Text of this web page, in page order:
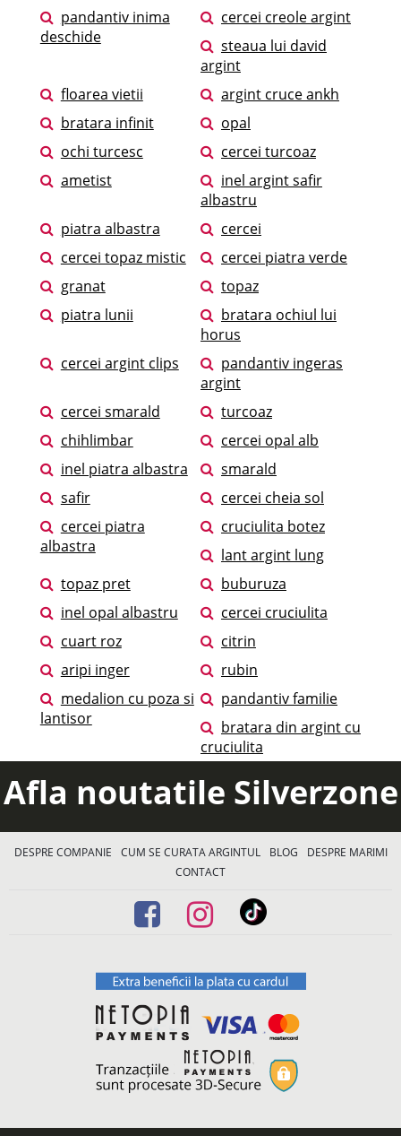
pandantiv inima
deschide
cercei creole argint
steaua lui david
argint
floarea vietii
argint cruce ankh
bratara infinit
opal
ochi turcesc
cercei turcoaz
ametist
inel argint safir
albastru
piatra albastra
cercei
cercei topaz mistic
cercei piatra verde
granat
topaz
piatra lunii
bratara ochiul lui
horus
cercei argint clips
pandantiv ingeras
argint
cercei smarald
turcoaz
chihlimbar
cercei opal alb
inel piatra albastra
smarald
safir
cercei cheia sol
cercei piatra
albastra
cruciulita botez
lant argint lung
topaz pret
buburuza
inel opal albastru
cercei cruciulita
cuart roz
citrin
aripi inger
rubin
medalion cu poza si
lantisor
pandantiv familie
bratara din argint cu
cruciulita
Afla noutatile Silverzone
DESPRE COMPANIE CUM SE CURATA ARGINTUL BLOG
DESPRE MARIMI
CONTACT